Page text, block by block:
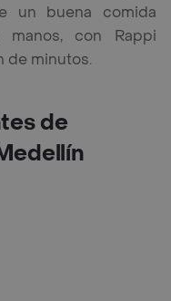
un buena comida
con Rappi
de minutos.
de